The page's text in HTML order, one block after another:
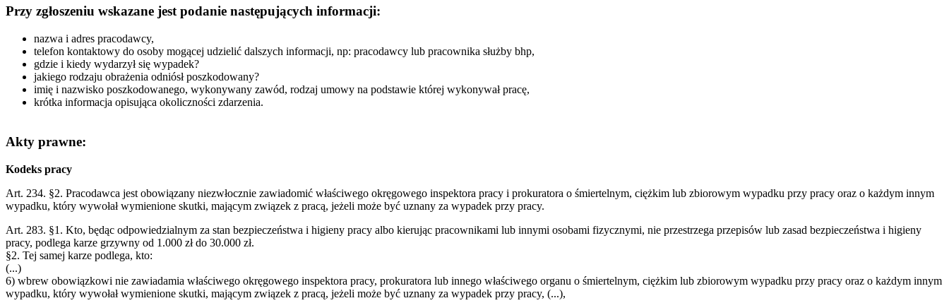
Przy zgłoszeniu wskazane jest podanie następujących informacji:
nazwa i adres pracodawcy,
telefon kontaktowy do osoby mogącej udzielić dalszych informacji, np: pracodawcy lub pracownika służby bhp,
gdzie i kiedy wydarzył się wypadek?
jakiego rodzaju obrażenia odniósł poszkodowany?
imię i nazwisko poszkodowanego, wykonywany zawód, rodzaj umowy na podstawie której wykonywał pracę,
krótka informacja opisująca okoliczności zdarzenia.
Akty prawne:
Kodeks pracy
Art. 234. §2. Pracodawca jest obowiązany niezwłocznie zawiadomić właściwego okręgowego inspektora pracy i prokuratora o śmiertelnym, ciężkim lub zbiorowym wypadku przy pracy oraz o każdym innym
wypadku, który wywołał wymienione skutki, mającym związek z pracą, jeżeli może być uznany za wypadek przy pracy.
Art. 283. §1. Kto, będąc odpowiedzialnym za stan bezpieczeństwa i higieny pracy albo kierując pracownikami lub innymi osobami fizycznymi, nie przestrzega przepisów lub zasad bezpieczeństwa i higieny
pracy, podlega karze grzywny od 1.000 zł do 30.000 zł.
§2. Tej samej karze podlega, kto:
(...)
6) wbrew obowiązkowi nie zawiadamia właściwego okręgowego inspektora pracy, prokuratora lub innego właściwego organu o śmiertelnym, ciężkim lub zbiorowym wypadku przy pracy oraz o każdym innym
wypadku, który wywołał wymienione skutki, mającym związek z pracą, jeżeli może być uznany za wypadek przy pracy, (...),